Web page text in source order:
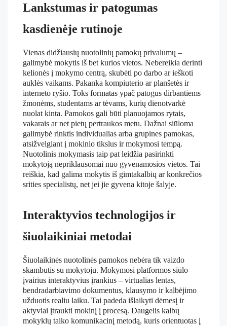
Lankstumas ir patogumas
kasdienėje rutinoje
Vienas didžiausių nuotolinių pamokų privalumų –
galimybė mokytis iš bet kurios vietos. Nebereikia derinti
kelionės į mokymo centrą, skubėti po darbo ar ieškoti
auklės vaikams. Pakanka kompiuterio ar planšetės ir
interneto ryšio. Toks formatas ypač patogus dirbantiems
žmonėms, studentams ar tėvams, kurių dienotvarkė
nuolat kinta. Pamokos gali būti planuojamos rytais,
vakarais ar net pietų pertraukos metu. Dažnai siūloma
galimybė rinktis individualias arba grupines pamokas,
atsižvelgiant į mokinio tikslus ir mokymosi tempą.
Nuotolinis mokymasis taip pat leidžia pasirinkti
mokytoją nepriklausomai nuo gyvenamosios vietos. Tai
reiškia, kad galima mokytis iš gimtakalbių ar konkrečios
srities specialistų, net jei jie gyvena kitoje šalyje.
Interaktyvios technologijos ir
šiuolaikiniai metodai
Šiuolaikinės nuotolinės pamokos nebėra tik vaizdo
skambutis su mokytoju. Mokymosi platformos siūlo
įvairius interaktyvius įrankius – virtualias lentas,
bendradarbiavimo dokumentus, klausymo ir kalbėjimo
užduotis realiu laiku. Tai padeda išlaikyti dėmesį ir
aktyviai įtraukti mokinį į procesą. Daugelis kalbų
mokyklų taiko komunikacinį metodą, kuris orientuotas į